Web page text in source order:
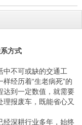
方式
中不可或缺的交通工
经历着“生老病死”的
达到一定数值，就需要
报废车，既能省心又
经深耕行业多年，始终